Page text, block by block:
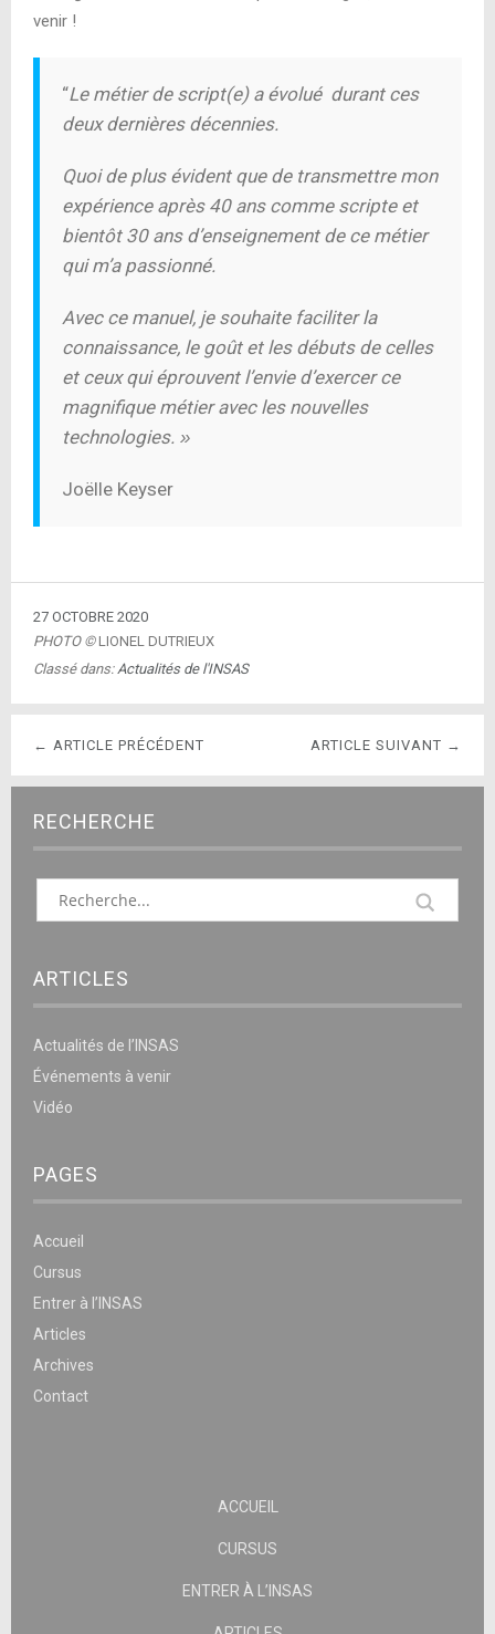
venir !
“Le métier de script(e) a évolué durant ces
deux dernières décennies.
Quoi de plus évident que de transmettre mon
expérience après 40 ans comme scripte et
bientôt 30 ans d’enseignement de ce métier
qui m’a passionné.
Avec ce manuel, je souhaite faciliterla
connaissance, le goût et les débuts de celles
et ceux qui éprouvent l’envie d’exercer ce
magnifique métier avec les nouvelles
technologies. »
Joëlle Keyser
27 OCTOBRE 2020
PHOTO ©LIONEL DUTRIEUX
Classé dans: Actualités de l'INSAS
ARTICLE SUIVANT →
← ARTICLE PRÉCÉDENT
RECHERCHE
ARTICLES
Actualités de l’INSAS
Événements à venir
Vidéo
PAGES
Accueil
Cursus
Entrer à l’INSAS
Articles
Archives
Contact
ACCUEIL
CURSUS
ENTRER À L’INSAS